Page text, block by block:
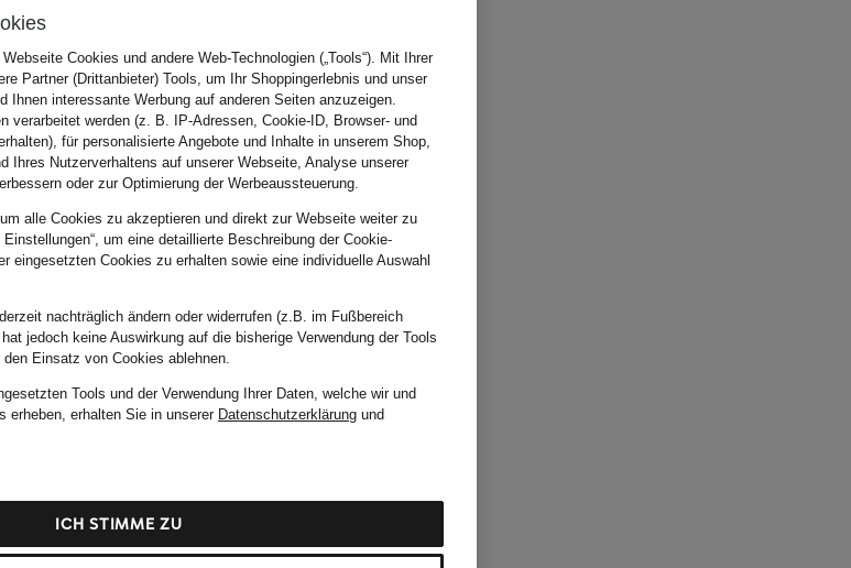
Cookies und andere Web-Technologien („Tools“). Mit Ihrer
Partner (Drittanbieter) Tools, um Ihr Shoppingerlebnis und unser
Ihnen interessante Werbung auf anderen Seiten anzuzeigen.
verarbeitet werden (z. B. IP-Adressen, Cookie-ID, Browser- und
für personalisierte Angebote und Inhalte in unserem Shop,
Ihres Nutzerverhaltens auf unserer Webseite, Analyse unserer
oder zur Optimierung der Werbeaussteuerung.
alle Cookies zu akzeptieren und direkt zur Webseite weiter zu
um eine detaillierte Beschreibung der Cookie-
eingesetzten Cookies zu erhalten sowie eine individuelle Auswahl
nachträglich ändern oder widerrufen (z.B. im Fußbereich
jedoch keine Auswirkung auf die bisherige Verwendung der Tools
den Einsatz von Cookies ablehnen.
Tools und der Verwendung Ihrer Daten, welche wir und
erheben, erhalten Sie in unserer Datenschutzerklärung und
ICH STIMME ZU